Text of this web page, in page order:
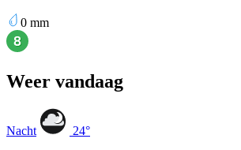
0 mm
Weer vandaag
Nacht 24°